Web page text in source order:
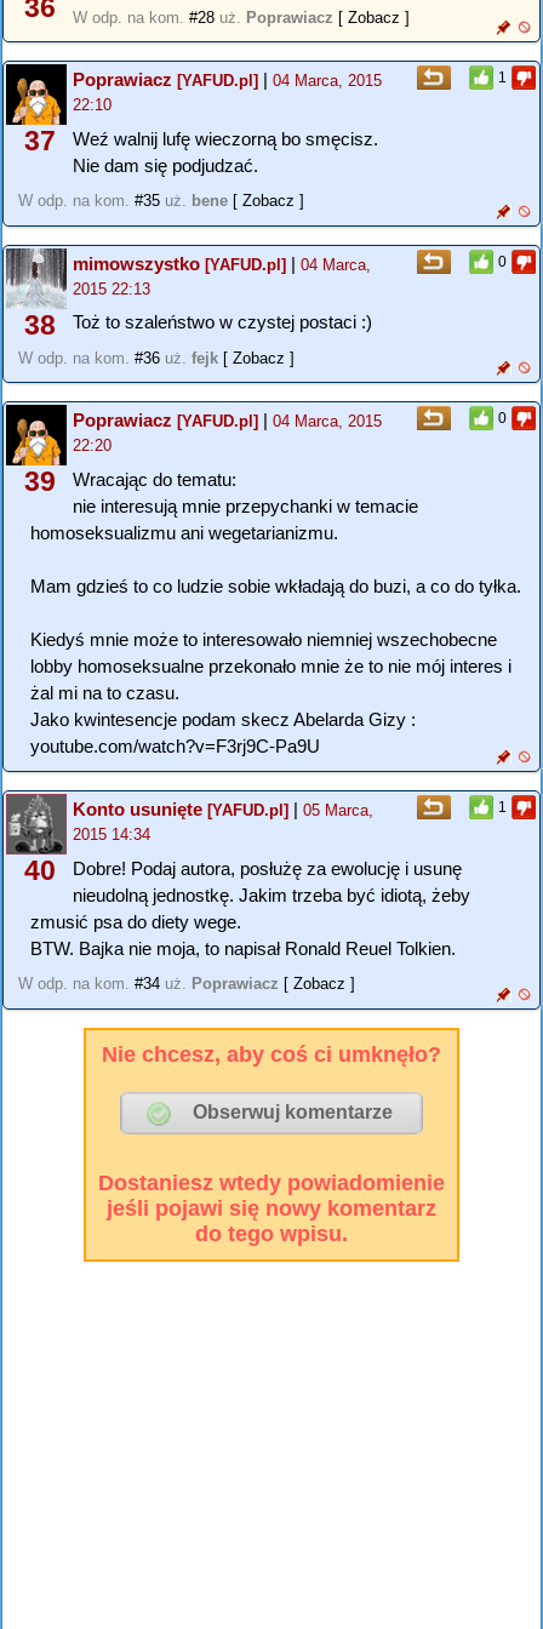
36 W odp. na kom. #28 uż. Poprawiacz [ Zobacz ]
1
37
Poprawiacz [YAFUD.pl] | 04 Marca, 2015
22:10
Weź walnij lufę wieczorną bo smęcisz.
Nie dam się podjudzać.
W odp. na kom. #35 uż. bene [ Zobacz ]
0
38
mimowszystko [YAFUD.pl] | 04 Marca,
2015 22:13
Toż to szaleństwo w czystej postaci :)
W odp. na kom. #36 uż. fejk [ Zobacz ]
0
39
Poprawiacz [YAFUD.pl] | 04 Marca, 2015
22:20
Wracając do tematu:
nie interesują mnie przepychanki w temacie
homoseksualizmu ani wegetarianizmu.
Mam gdzieś to co ludzie sobie wkładają do buzi, a co do tyłka.
Kiedyś mnie może to interesowało niemniej wszechobecne
lobby homoseksualne przekonało mnie że to nie mój interes i
żal mi na to czasu.
Jako kwintesencje podam skecz Abelarda Gizy :
youtube.com/watch?v=F3rj9C-Pa9U
1
40
Konto usunięte [YAFUD.pl] | 05 Marca,
2015 14:34
Dobre! Podaj autora, posłużę za ewolucję i usunę
nieudolną jednostkę. Jakim trzeba być idiotą, żeby
zmusić psa do diety wege.
BTW. Bajka nie moja, to napisał Ronald Reuel Tolkien.
W odp. na kom. #34 uż. Poprawiacz [ Zobacz ]
Nie chcesz, aby coś ci umknęło?
Dostaniesz wtedy powiadomienie
jeśli pojawi się nowy komentarz
do tego wpisu.